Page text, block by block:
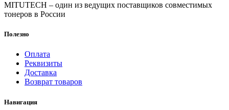
MITUTECH – один из ведущих поставщиков совместимых
тонеров в России
Полезно
Оплата
Реквизиты
Доставка
Возврат товаров
Навигация